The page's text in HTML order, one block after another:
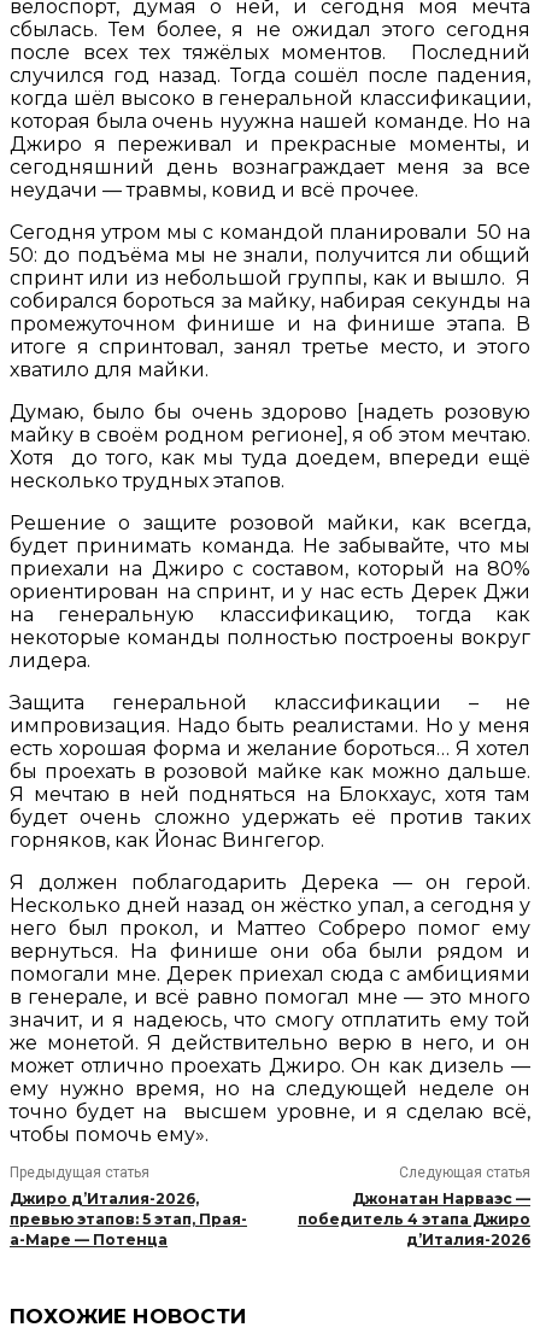
велоспорт, думая о ней, и сегодня моя мечта
сбылась. Тем более, я не ожидал этого сегодня
после всех тех тяжёлых моментов. Последний
случился год назад. Тогда сошёл после падения,
когда шёл высоко в генеральной классификации,
которая была очень нуужна нашей команде. Но на
Джиро я переживал и прекрасные моменты, и
сегодняшний день вознаграждает меня за все
неудачи — травмы, ковид и всё прочее.
Сегодня утром мы с командой планировали 50 на
50: до подъёма мы не знали, получится ли общий
спринт или из небольшой группы, как и вышло. Я
собирался бороться за майку, набирая секунды на
промежуточном финише и на финише этапа. В
итоге я спринтовал, занял третье место, и этого
хватило для майки.
Думаю, было бы очень здорово [надеть розовую
майку в своём родном регионе], я об этом мечтаю.
Хотя до того, как мы туда доедем, впереди ещё
несколько трудных этапов.
Решение о защите розовой майки, как всегда,
будет принимать команда. Не забывайте, что мы
приехали на Джиро с составом, который на 80%
ориентирован на спринт, и у нас есть Дерек Джи
на генеральную классификацию, тогда как
некоторые команды полностью построены вокруг
лидера.
Защита генеральной классификации – не
импровизация. Надо быть реалистами. Но у меня
есть хорошая форма и желание бороться… Я хотел
бы проехать в розовой майке как можно дальше.
Я мечтаю в ней подняться на Блокхаус, хотя там
будет очень сложно удержать её против таких
горняков, как Йонас Вингегор.
Я должен поблагодарить Дерека — он герой.
Несколько дней назад он жёстко упал, а сегодня у
него был прокол, и Маттео Собреро помог ему
вернуться. На финише они оба были рядом и
помогали мне. Дерек приехал сюда с амбициями
в генерале, и всё равно помогал мне — это много
значит, и я надеюсь, что смогу отплатить ему той
же монетой. Я действительно верю в него, и он
может отлично проехать Джиро. Он как дизель —
ему нужно время, но на следующей неделе он
точно будет на высшем уровне, и я сделаю всё,
чтобы помочь ему».
Предыдущая статья
Джиро д’Италия-2026,
превью этапов: 5 этап, Прая-
а-Маре — Потенца
Следующая статья
Джонатан Нарваэс —
победитель 4 этапа Джиро
д’Италия-2026
ПОХОЖИЕ НОВОСТИ